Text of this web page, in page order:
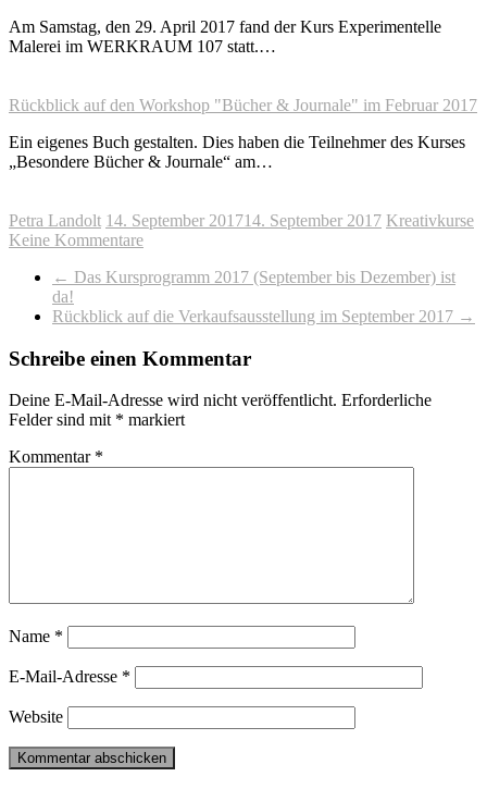
Am Samstag, den 29. April 2017 fand der Kurs Experimentelle
Malerei im WERKRAUM 107 statt.…
Rückblick auf den Workshop "Bücher & Journale" im Februar 2017
Ein eigenes Buch gestalten. Dies haben die Teilnehmer des Kurses
„Besondere Bücher & Journale“ am…
Petra Landolt 14. September 201714. September 2017 Kreativkurse
Keine Kommentare
← Das Kursprogramm 2017 (September bis Dezember) ist
da!
Rückblick auf die Verkaufsausstellung im September 2017 →
Schreibe einen Kommentar
Deine E-Mail-Adresse wird nicht veröffentlicht. Erforderliche
Felder sind mit * markiert
Kommentar *
Name *
E-Mail-Adresse *
Website